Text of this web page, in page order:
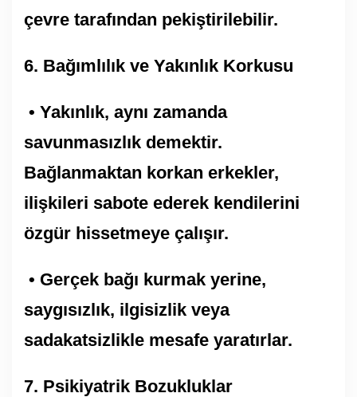
çevre tarafından pekiştirilebilir.
6.⁠ ⁠Bağımlılık ve Yakınlık Korkusu
• Yakınlık, aynı zamanda
savunmasızlık demektir.
Bağlanmaktan korkan erkekler,
ilişkileri sabote ederek kendilerini
özgür hissetmeye çalışır.
• Gerçek bağı kurmak yerine,
saygısızlık, ilgisizlik veya
sadakatsizlikle mesafe yaratırlar.
7.⁠ ⁠Psikiyatrik Bozukluklar